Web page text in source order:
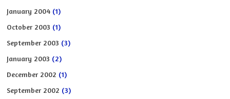
January 2004 (1)
October 2003 (1)
September 2003 (3)
January 2003 (2)
December 2002 (1)
September 2002 (3)